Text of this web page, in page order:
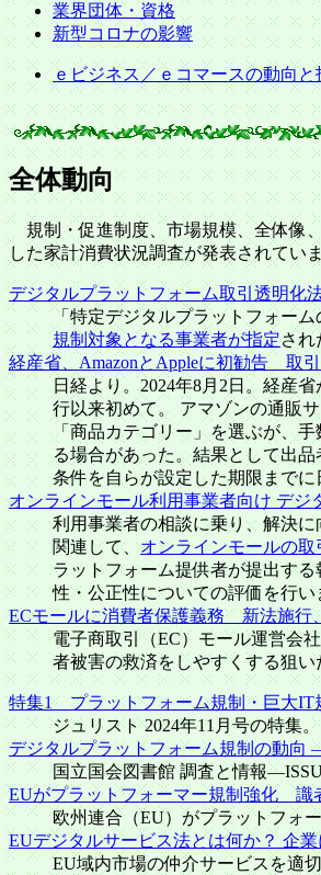
業界団体・資格
新型コロナの影響
ｅビジネス／ｅコマースの動向
全体動向
規制・促進制度、市場規模、全体像
した家計消費状況調査が発表されてい
デジタルプラットフォーム取引透明化
「特定デジタルプラットフォー
規制対象となる事業者が指定され
経産省、AmazonとAppleに初勧告 取
日経より。2024年8月2日。経産
行以来初めて。 アマゾンの通販
「商品カテゴリー」を選ぶが、
る場合があった。結果として出
条件を自らが設定した期限まで
オンラインモール利用事業者向け デジ
利用事業者の相談に乗り、解決に
関連して、オンラインモールの
ラットフォーム提供者が提出す
性・公正性についての評価を行
ECモールに消費者保護義務 新法施行
電子商取引（EC）モール運営会
者被害の救済をしやすくする狙い
特集1 プラットフォーム規制・巨大IT
ジュリスト 2024年11月号の特集
デジタルプラットフォーム規制の動
国立国会図書館 調査と情報
EUがプラットフォーマー規制強化 識
欧州連合（EU）がプラットフォ
EUデジタルサービス法とは何か？ 企
EU域内市場の仲介サービスを適